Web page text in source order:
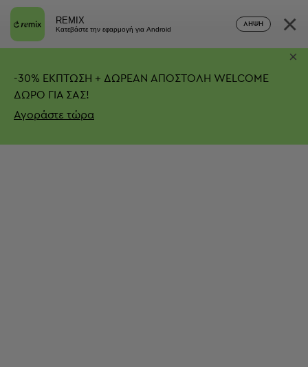
REMIX
Κατεβάστε την εφαρμογή για Android
ΛΉΨΗ ×
-30% ΕΚΠΤΩΣΗ + ΔΩΡΕΑΝ ΑΠΟΣΤΟΛΗ WELCOME
ΔΩΡΟ ΓΙΑ ΣΑΣ!
Αγοράστε τώρα
×